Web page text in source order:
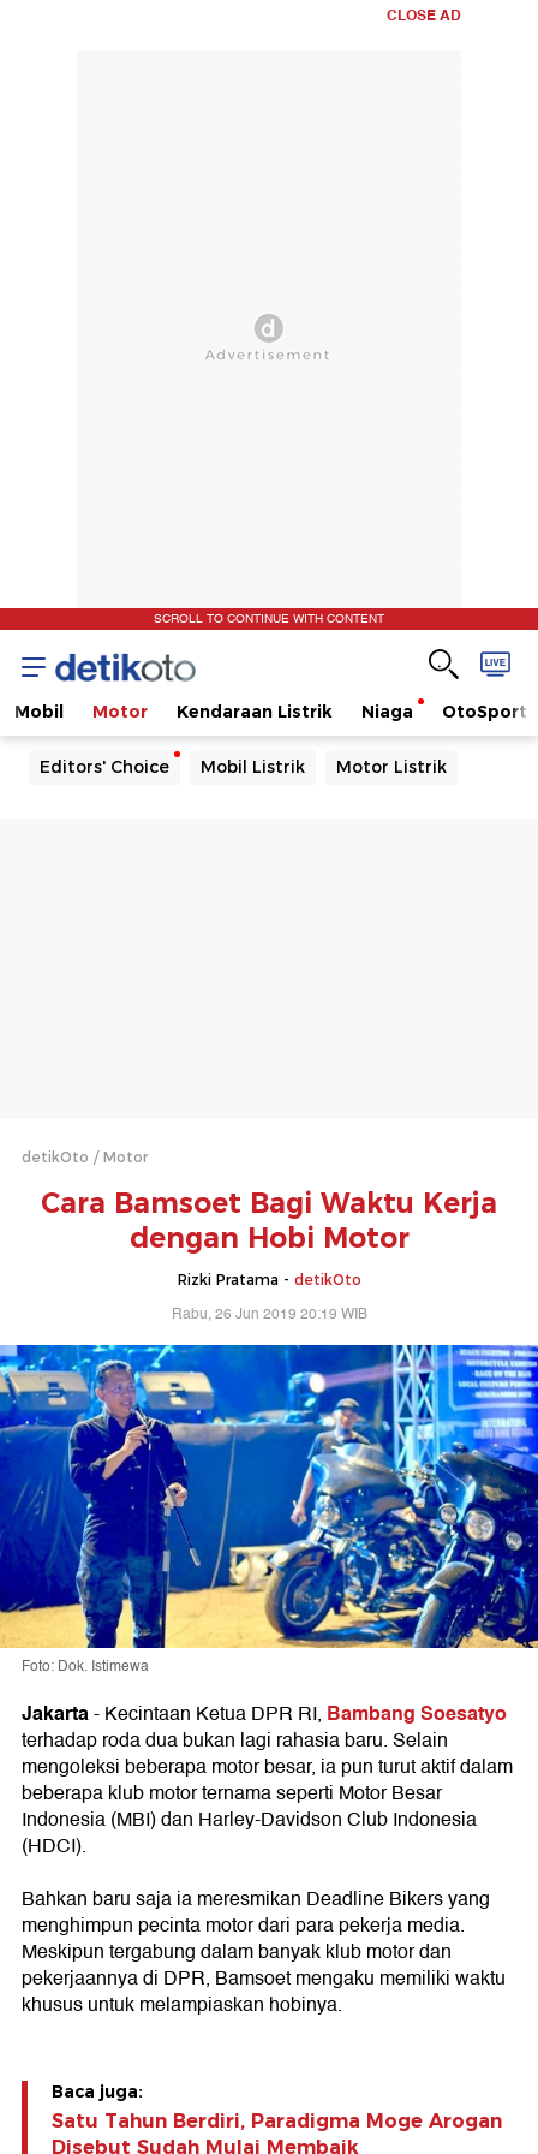
CLOSE AD
SCROLL TO CONTINUE WITH CONTENT
Mobil Motor Kendaraan Listrik Niaga OtoSport
Editors' Choice Mobil Listrik Motor Listrik
detikOto Motor
Cara Bamsoet Bagi Waktu Kerja
dengan Hobi Motor
Rizki Pratama - detikOto
Rabu, 26 Jun 2019 20:19 WIB
Foto: Dok. Istimewa
Jakarta- Kecintaan Ketua DPR RI, Bambang Soesatyo
terhadap roda dua bukan lagi rahasia baru. Selain
mengoleksi beberapa motor besar, ia pun turut aktif dalam
beberapa klub motor ternama seperti Motor Besar
Indonesia (MBI) dan Harley-Davidson Club Indonesia
(HDCI).
Bahkan baru saja ia meresmikan Deadline Bikers yang
menghimpun pecinta motor dari para pekerja media.
Meskipun tergabung dalam banyak klub motor dan
pekerjaannya di DPR, Bamsoet mengaku memiliki waktu
khusus untuk melampiaskan hobinya.
Baca juga:
Satu Tahun Berdiri, Paradigma Moge Arogan
Disebut Sudah Mulai Membaik